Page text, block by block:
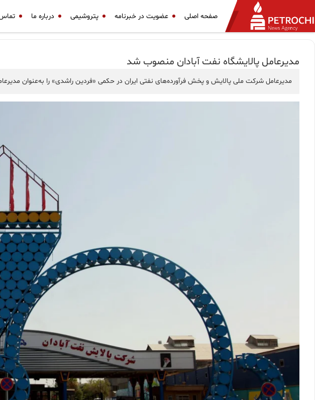
صفحه اصلی عضویت در خبرنامه پتروشیمی درباره ما
مدیرعامل پالایشگاه نفت آبادان منصوب شد
مدیرعامل شرکت ملی پالایش و پخش فرآورده‌های نفتی ایران در حکمی «فردین راشدی» را به‌عنوان